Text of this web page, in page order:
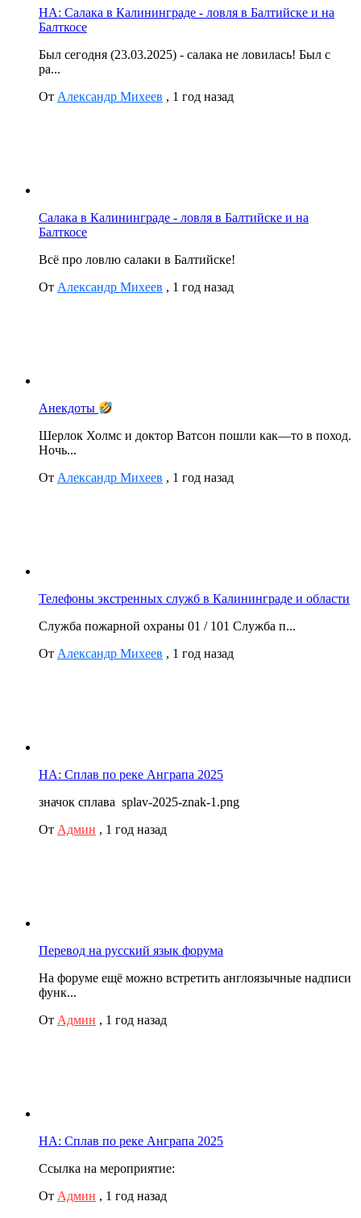
НА: Салака в Калининграде - ловля в Балтийске и на
Балткосе
Был сегодня (23.03.2025) - салака не ловилась! Был с
ра...
От Александр Михеев , 1 год назад
Салака в Калининграде - ловля в Балтийске и на
Балткосе
Всё про ловлю салаки в Балтийске!
От Александр Михеев , 1 год назад
Анекдоты
Шерлок Холмс и доктор Ватсон пошли как—то в поход.
Ночь...
От Александр Михеев , 1 год назад
Телефоны экстренных служб в Калининграде и области
Служба пожарной охраны 01 / 101 Служба п...
От Александр Михеев , 1 год назад
НА: Сплав по реке Анграпа 2025
значок сплава splav-2025-znak-1.png
От Админ , 1 год назад
Перевод на русский язык форума
На форуме ещё можно встретить англоязычные надписи
функ...
От Админ , 1 год назад
НА: Сплав по реке Анграпа 2025
Ссылка на мероприятие:
От Админ , 1 год назад